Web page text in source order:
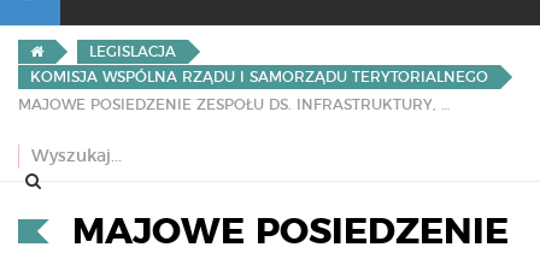
LEGISLACJA
KOMISJA WSPÓLNA RZĄDU I SAMORZĄDU TERYTORIALNEGO
MAJOWE POSIEDZENIE ZESPOŁU DS. INFRASTRUKTURY, URBANISTYKI I TRANSPORTU KWRIST — OD NAJMU SENIORALNEGO PO FINANSOWANIE DRÓG
MAJOWE POSIEDZENIE